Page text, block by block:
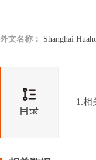
外文名称： Shanghai
1.相